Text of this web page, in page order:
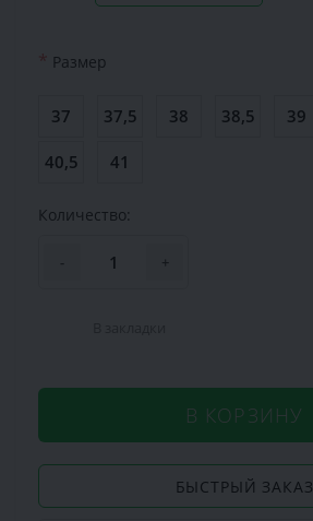
* Размер
37 37,5 38 38,5 39
40,5 41
Количество:
- +
В КОРЗИНУ
БЫСТРЫЙ ЗАКАЗ